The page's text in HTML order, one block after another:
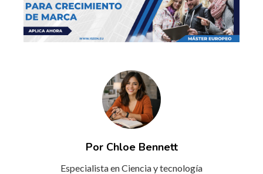
Por Chloe Bennett
Especialista en Ciencia y tecnología